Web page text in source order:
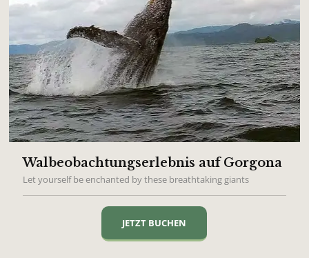
Walbeobachtungserlebnis auf Gorgona
Let yourself be enchanted by these breathtaking giants
JETZT BUCHEN